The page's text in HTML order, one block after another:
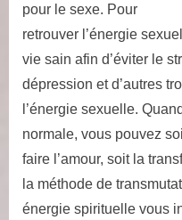
pour le sexe. Pour
retrouver l’énergie
vie sain afin d’éviter le
dépression et d’autres
l’énergie sexuelle.
normale, vous pouvez
faire l’amour, soit la
la méthode de
énergie spirituelle vous